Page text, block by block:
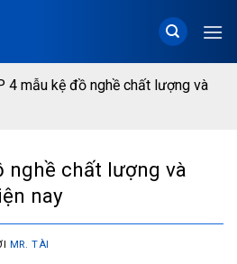
4 mẫu kệ đồ nghề chất lượng và
nghề chất lượng và
nay
MR. TÀI